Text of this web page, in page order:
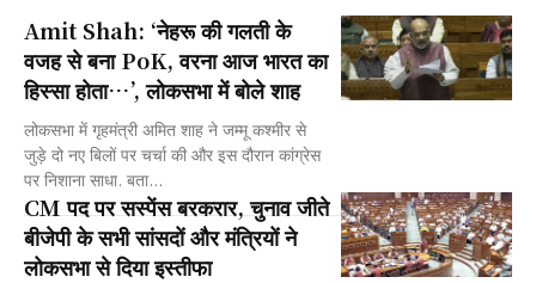
Amit Shah: ‘नेहरू की गलती के
वजह से बना PoK, वरना आज भारत का
हिस्सा होता…’, लोकसभा में बोले शाह
लोकसभा में गृहमंत्री अमित शाह ने जम्मू कश्मीर से
जुड़े दो नए बिलों पर चर्चा की और इस दौरान कांग्रेस
पर निशाना साधा. बता...
CM पद पर सस्पेंस बरकरार, चुनाव जीते
बीजेपी के सभी सांसदों और मंत्रियों ने
लोकसभा से दिया इस्तीफा